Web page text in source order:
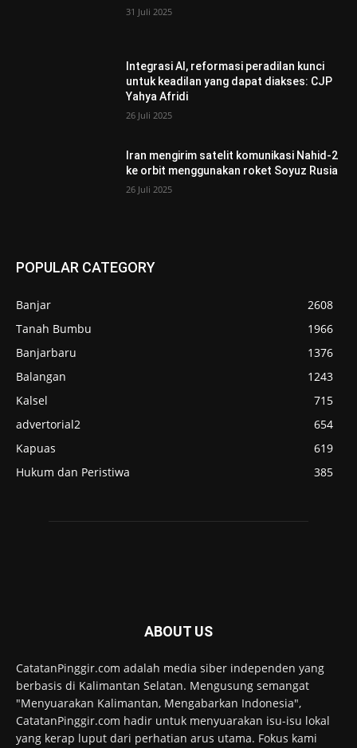
31 Juli 2025
Integrasi AI, reformasi peradilan kunci
untuk keadilan yang dapat diakses: CJP
Yahya Afridi
26 Juli 2025
Iran mengirim satelit komunikasi Nahid-2
ke orbit menggunakan roket Soyuz Rusia
26 Juli 2025
POPULAR CATEGORY
Banjar
2608
Tanah Bumbu
1966
Banjarbaru
1376
Balangan
1243
Kalsel
715
advertorial2
654
Kapuas
619
Hukum dan Peristiwa
385
ABOUT US
CatatanPinggir.com adalah media siber independen yang
berbasis di Kalimantan Selatan. Mengusung semangat
"Menyuarakan Kalimantan, Mengabarkan Indonesia",
CatatanPinggir.com hadir untuk menyuarakan isu-isu lokal
yang kerap luput dari perhatian arus utama. Fokus kami